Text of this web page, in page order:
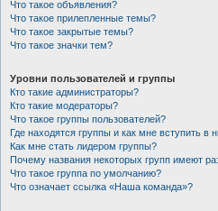
Что такое объявления?
Что такое прилепленные темы?
Что такое закрытые темы?
Что такое значки тем?
Уровни пользователей и группы
Кто такие администраторы?
Кто такие модераторы?
Что такое группы пользователей?
Где находятся группы и как мне вступить в
Как мне стать лидером группы?
Почему названия некоторых групп имеют
Что такое группа по умолчанию?
Что означает ссылка «Наша команда»?